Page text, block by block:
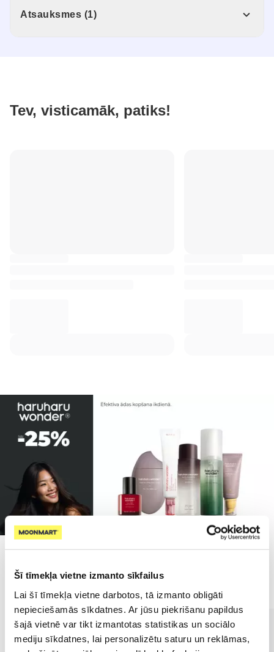
Šī tīmekļa vietne izmanto sīkfailus
Lai šī tīmekļa vietne darbotos, tā izmanto obligāti
nepieciešamās sīkdatnes. Ar jūsu piekrišanu papildus
šajā vietnē var tikt izmantotas statistikas un sociālo
mediju sīkdatnes, lai personalizētu saturu un reklāmas,
Atsauksmes (1)
Tev, visticamāk, patiks!
Populārākie kategorijā